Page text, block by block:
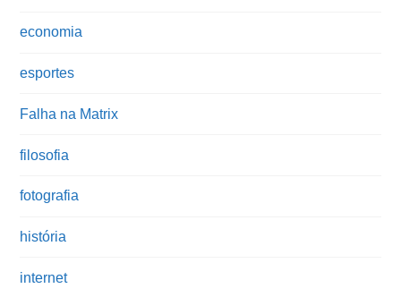
economia
esportes
Falha na Matrix
filosofia
fotografia
história
internet